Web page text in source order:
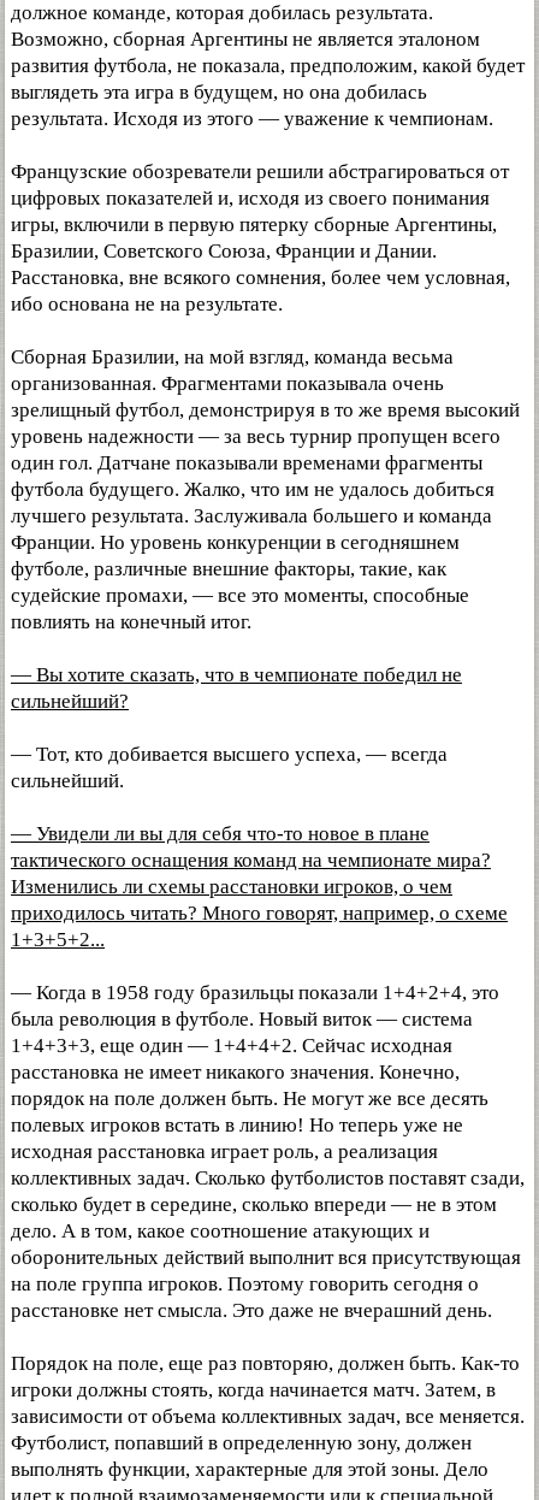
должное команде, которая добилась результата.
Возможно, сборная Аргентины не является эталоном
развития футбола, не показала, предположим, какой будет
выглядеть эта игра в будущем, но она добилась
результата. Исходя из этого — уважение к чемпионам.
Французские обозреватели решили абстрагироваться от
цифровых показателей и, исходя из своего понимания
игры, включили в первую пятерку сборные Аргентины,
Бразилии, Советского Союза, Франции и Дании.
Расстановка, вне всякого сомнения, более чем условная,
ибо основана не на результате.
Сборная Бразилии, на мой взгляд, команда весьма
организованная. Фрагментами показывала очень
зрелищный футбол, демонстрируя в то же время высокий
уровень надежности — за весь турнир пропущен всего
один гол. Датчане показывали временами фрагменты
футбола будущего. Жалко, что им не удалось добиться
лучшего результата. Заслуживала большего и команда
Франции. Но уровень конкуренции в сегодняшнем
футболе, различные внешние факторы, такие, как
судейские промахи, — все это моменты, способные
повлиять на конечный итог.
— Вы хотите сказать, что в чемпионате победил не
сильнейший?
— Тот, кто добивается высшего успеха, — всегда
сильнейший.
— Увидели ли вы для себя что-то новое в плане
тактического оснащения команд на чемпионате мира?
Изменились ли схемы расстановки игроков, о чем
приходилось читать? Много говорят, например, о схеме
1+3+5+2...
— Когда в 1958 году бразильцы показали 1+4+2+4, это
была революция в футболе. Новый виток — система
1+4+3+3, еще один — 1+4+4+2. Сейчас исходная
расстановка не имеет никакого значения. Конечно,
порядок на поле должен быть. Не могут же все десять
полевых игроков встать в линию! Но теперь уже не
исходная расстановка играет роль, а реализация
коллективных задач. Сколько футболистов поставят сзади,
сколько будет в середине, сколько впереди — не в этом
дело. А в том, какое соотношение атакующих и
оборонительных действий выполнит вся присутствующая
на поле группа игроков. Поэтому говорить сегодня о
расстановке нет смысла. Это даже не вчерашний день.
Порядок на поле, еще раз повторяю, должен быть. Как-то
игроки должны стоять, когда начинается матч. Затем, в
зависимости от объема коллективных задач, все меняется.
Футболист, попавший в определенную зону, должен
выполнять функции, характерные для этой зоны. Дело